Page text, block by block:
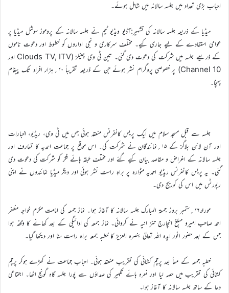
احباب بڑی تعداد میں جلسہ سالانہ میں شامل ہوئے۔
میڈیا کے ذریعہ جلسہ سالانہ کی تشہیر:آڈیو ویڈیو ٹیم نے جلسہ سالانہ کے پروموز سوشل میڈیا پر
عوامی استفادے کے لیے جاری کیے۔ مختلف سرکاری و نجی اداروں کو خطوط اور دعوت ناموں
کے ذریعے جلسہ میں شرکت کی دعوت دی گئی۔ تین ٹی وی چینلز (Clouds TV, ITV اور
Channel 10) پر خصوصی پروگرام نشر ہوئے جن کے ذریعہ تقریباً ۲۰؍ہزار افراد تک پیغام
پہنچا۔
جلسہ سے قبل مسجد سلام میں ایک پریس کانفرنس منعقد ہوئی جس میں ٹی وی، ریڈیو، اخبارات
اور آن لائن بلاگز کے ۱۵؍نمائندگان نے شرکت کی۔ اس موقع پر جماعت احمدیہ کا تعارف اور
جلسہ سالانہ کے اغراض و مقاصد بیان کیے گئے اور مختلف طبقہ ہائے فکر کو شرکت کی دعوت دی
گئی۔ یہ پریس کانفرنس ریڈیو احمدیہ مٹوارہ پر براہِ راست نشر ہوئی اور دیگر میڈیا نمائندوں نے اپنی
رپورٹس میں اس کی کوریج دی۔
مورخہ۲۶؍ستمبر بروز جمعۃ المبارک جلسہ سالانہ کا آغاز ہوا۔ نماز جمعہ کی امامت مکرم خواجہ مظفر
احمد صاحب امیرو مبلغ انچارج تنز انیہ نے کروائی۔ نماز جمعہ کی ادائیگی کے بعد کھانے کا وقفہ ہوا
جس کے بعد حضور انور ایدہ اللہ تعالیٰ بنصرہ العزیز کا خطبہ جمعہ براہ راست سنا اور دیکھا گیا۔
خطبہ جمعہ کے معاً بعد پرچم کشائی کی تقریب منعقد ہوئی۔ احباب جماعت نے کھڑے ہوکر پرچم
کشائی کی تقریب میں حصہ لیا اور نعرہ ہائے تکبیر کی صداؤں سے پورا جلسہ گاہ گونج اٹھا۔ اجتماعی
دعا کے ساتھ جلسہ سالانہ کا آغاز ہوا۔